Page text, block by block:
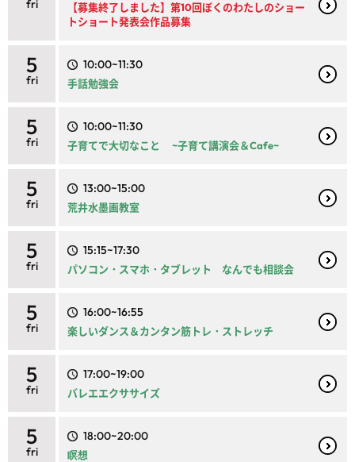
fri
【募集終了しました】第10回ぼくのわたしのショー
トショート発表会作品募集
5
fri
10:00~11:30
手話勉強会
5
fri
10:00~11:30
子育てで大切なこと ~子育て講演会＆Cafe~
5
fri
13:00~15:00
荒井水墨画教室
5
fri
15:15~17:30
パソコン・スマホ・タブレット なんでも相談会
5
fri
16:00~16:55
楽しいダンス＆カンタン筋トレ・ストレッチ
5
fri
17:00~19:00
バレエエクササイズ
5
fri
18:00~20:00
瞑想